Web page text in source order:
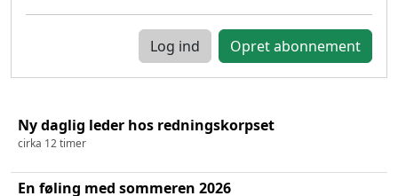
Log ind
Ny daglig leder hos redningskorpset
cirka 12 timer
En føling med sommeren 2026